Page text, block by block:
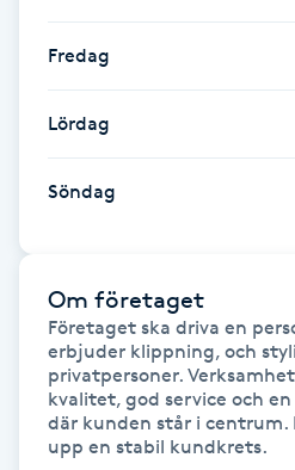
Healing
HIFU
Hollywood Peel
Hot Stone Massage
Fredag
Lördag
Söndag
Om företaget
Företaget ska driva en
erbjuder klippning, och
privatpersoner.
kvalitet, god service och
där kunden står i
upp en stabil kundkrets.